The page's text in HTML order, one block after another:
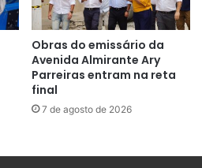
Obras do emissário da
Avenida Almirante Ary
Parreiras entram na reta
final
7 de agosto de 2026